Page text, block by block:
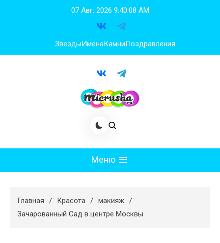
07 Авг, 2026 9:40:09 AM
ЗвездыИменаКамниПоздравления
Меню
Худеем
Главная Красота
макияж
Зачарованный Сад в центре Москвы